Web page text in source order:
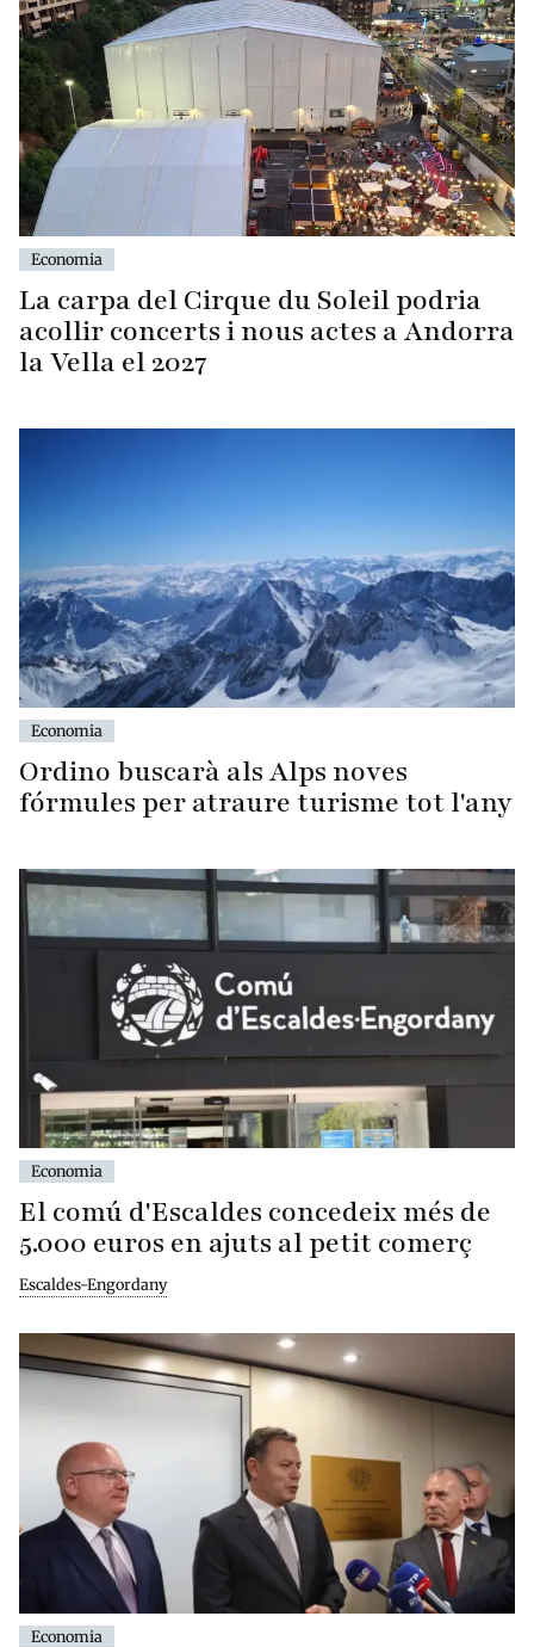
Economia
La carpa del Cirque du Soleil podria
acollir concerts i nous actes a Andorra
la Vella el 2027
Economia
Ordino buscarà als Alps noves
fórmules per atraure turisme tot l'any
Economia
El comú d'Escaldes concedeix més de
5.000 euros en ajuts al petit comerç
Escaldes-Engordany
Economia